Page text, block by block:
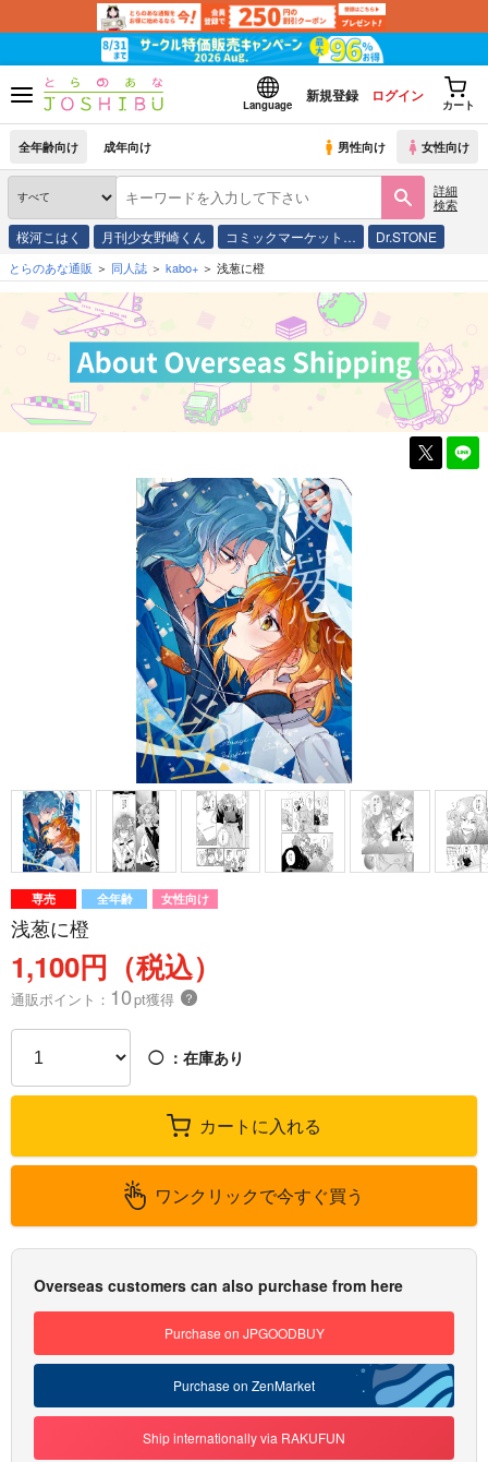
Language
新規登録 ログイン
カート
全年齢向け 成年向け 男性向け 女性向け
詳細
検索
桜河こはく 月刊少女野崎くん コミックマーケット… Dr.STONE
とらのあな通販 同人誌 kabo+ 浅葱に橙
専売 全年齢 女性向け
浅葱に橙
1,100円（税込）
通販ポイント： 10pt獲得 ？
◯ ：在庫あり
カートに入れる
ワンクリックで今すぐ買う
Overseas customers can also purchase from here
Purchase on JPGOODBUY
Purchase on ZenMarket
Ship internationally via RAKUFUN